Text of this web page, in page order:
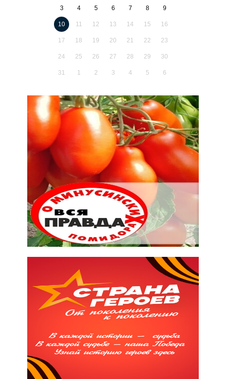
3 4 5 6 7 8 9
10 11 12 13 14 15 16
17 18 19 20 21 22 23
24 25 26 27 28 29 30
31 1 2 3 4 5 6